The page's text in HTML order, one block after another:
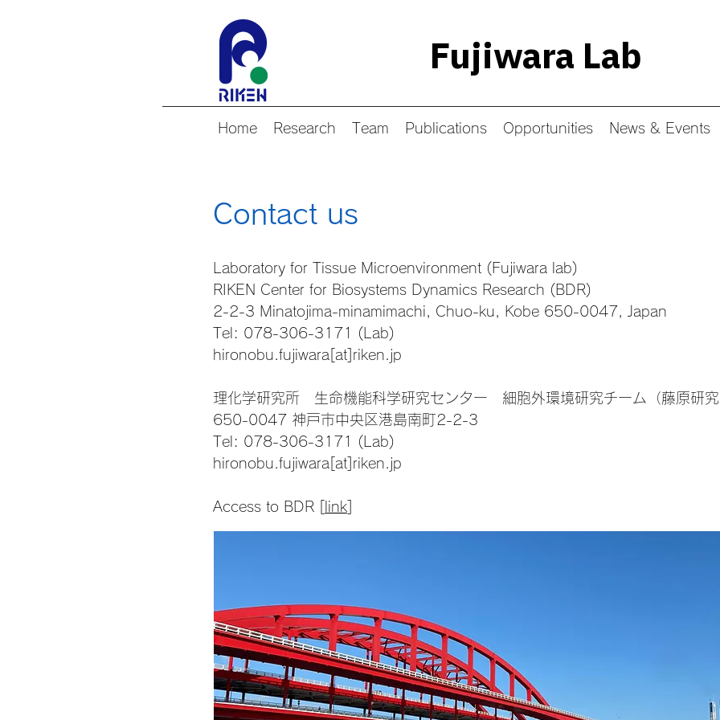
Fujiwara Lab
Home Research Team Publications Opportunities News & Events
Contact us
Laboratory for Tissue Microenvironment (Fujiwara lab)
RIKEN Center for Biosystems Dynamics Research (BDR)
2-2-3 Minatojima-minamimachi, Chuo-ku, Kobe 650-0047, Japan
Tel: 078-306-3171 (Lab)
hironobu.fujiwara[at]riken.jp
理化学研究所 生命機能科学研究センター 細胞外環境研究チーム（藤原研
650-0047 神戸市中央区港島南町2-2-3
Tel: 078-306-3171 (Lab)
hironobu.fujiwara[at]riken.jp
Access to BDR [ link